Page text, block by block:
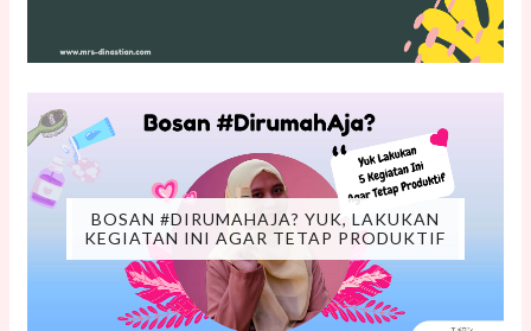
BOSAN #DIRUMAHAJA? YUK, LAKUKAN
KEGIATAN INI AGAR TETAP PRODUKTIF